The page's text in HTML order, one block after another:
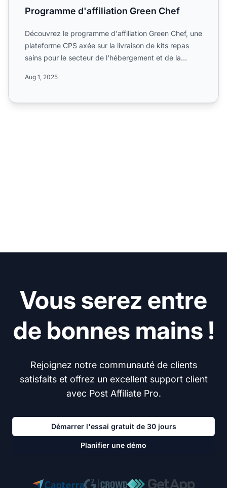
Programme d'affiliation Green Chef
Découvrez le programme d'affiliation Green Chef, une
plateforme CPS axée sur la livraison de kits repas
sains pour le secteur de l'hébergement et de la
Aug 1, 2025
Vous serez entre
de bonnes mains !
Rejoignez notre communauté de clients
satisfaits et offrez un excellent support client
avec Post Affiliate Pro.
Démarrer l'essai gratuit de 30 jours
Planifier une démo